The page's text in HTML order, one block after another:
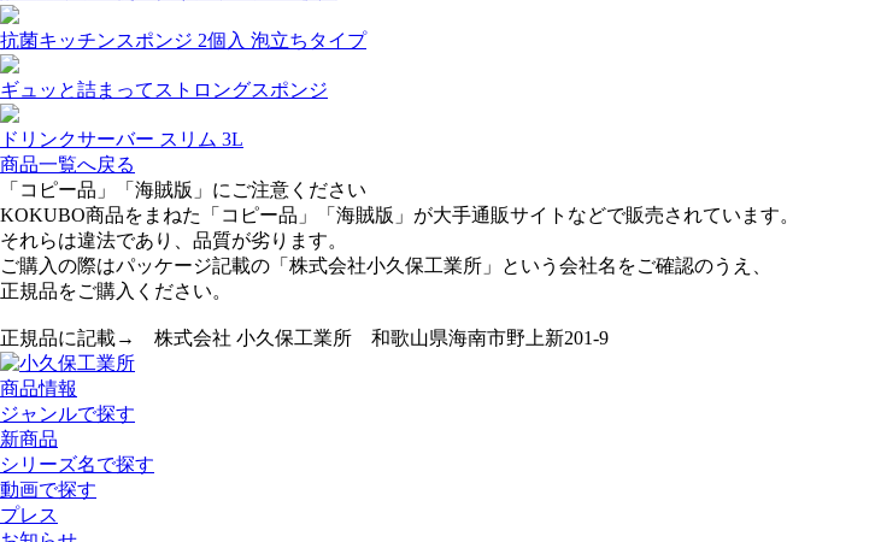
抗菌キッチンスポンジ 2個入 泡立ちタイプ
ギュッと詰まってストロングスポンジ
ドリンクサーバー スリム 3L
商品一覧へ戻る
「コピー品」「海賊版」にご注意ください
KOKUBO商品をまねた「コピー品」「海賊版」が大手通販サイトなどで販売されています。
それらは違法であり、品質が劣ります。
ご購入の際はパッケージ記載の「株式会社小久保工業所」という会社名をご確認のうえ、
正規品をご購入ください。
正規品に記載→ 株式会社 小久保工業所 和歌山県海南市野上新201-9
商品情報
ジャンルで探す
新商品
シリーズ名で探す
動画で探す
プレス